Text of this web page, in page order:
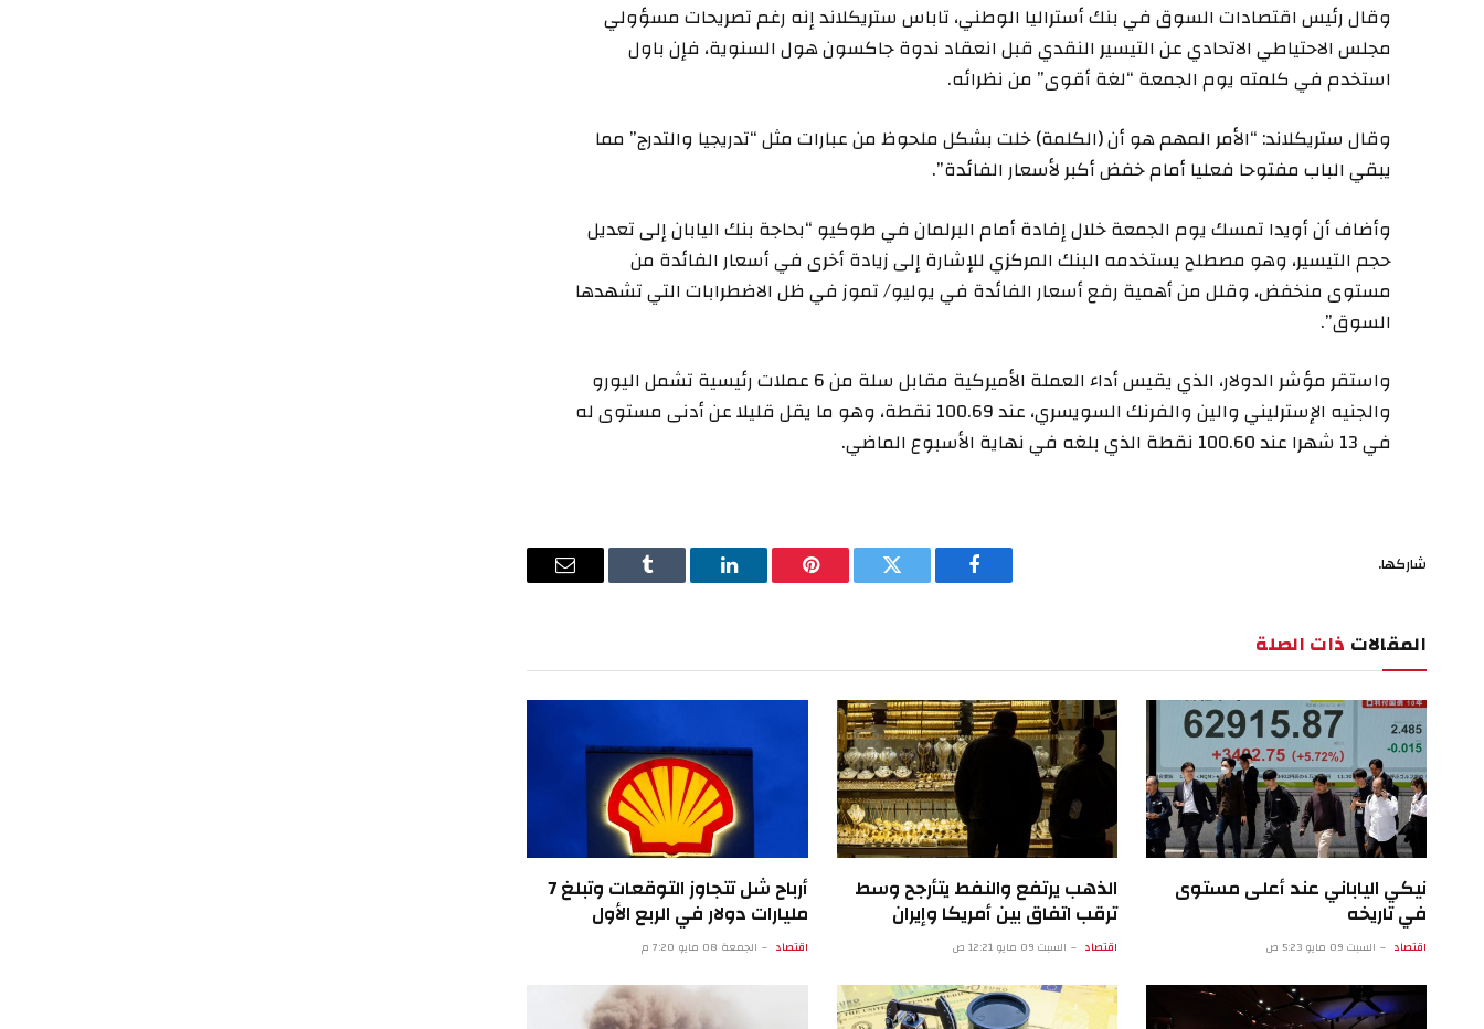
وقال رئيس اقتصادات السوق في بنك أستراليا الوطني، تاباس ستريكلاند إنه رغم تصريحات مسؤولي
مجلس الاحتياطي الاتحادي عن التيسير النقدي قبل انعقاد ندوة جاكسون هول السنوية، فإن باول
استخدم في كلمته يوم الجمعة “لغة أقوى” من نظرائه.
وقال ستريكلاند: “الأمر المهم هو أن (الكلمة) خلت بشكل ملحوظ من عبارات مثل “تدريجيا والتدرج” مما
يبقي الباب مفتوحا فعليا أمام خفض أكبر لأسعار الفائدة”.
وأضاف أن أويدا تمسك يوم الجمعة خلال إفادة أمام البرلمان في طوكيو “بحاجة بنك اليابان إلى تعديل
حجم التيسير، وهو مصطلح يستخدمه البنك المركزي للإشارة إلى زيادة أخرى في أسعار الفائدة من
مستوى منخفض، وقلل من أهمية رفع أسعار الفائدة في يوليو/ تموز في ظل الاضطرابات التي تشهدها
السوق”.
واستقر مؤشر الدولار، الذي يقيس أداء العملة الأميركية مقابل سلة من 6 عملات رئيسية تشمل اليورو
والجنيه الإسترليني والين والفرنك السويسري، عند 100.69 نقطة، وهو ما يقل قليلا عن أدنى مستوى له
في 13 شهرا عند 100.60 نقطة الذي بلغه في نهاية الأسبوع الماضي.
شاركها.
فيسبوك تويتر بينتيريستلينكدإن Tumblr
البريد
المقالات ذات الصلة
نيكي الياباني عند أعلى مستوى
في تاريخه
اقتصاد السبت 09 مايو 5:23 ص
الذهب يرتفع والنفط يتأرجح وسط
ترقب اتفاق بين أمريكا وإيران
اقتصاد السبت 09 مايو 12:21 ص
أرباح شل تتجاوز التوقعات وتبلغ 7
مليارات دولار في الربع الأول
اقتصاد الجمعة 08 مايو 7:20 م